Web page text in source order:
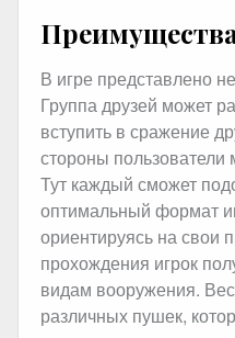
В игре представлено
Группа друзей может
вступить в сражение
стороны пользователи
Тут каждый сможет
оптимальный формат
ориентируясь на свои
прохождения игрок
видам вооружения.
различных пушек,